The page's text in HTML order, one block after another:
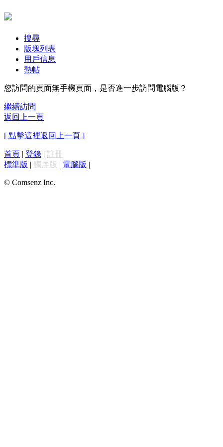
搜尋
版塊列表
用戶信息
熱帖
您訪問的頁面無手機頁面，是否進一步訪問電腦版？
繼續訪問
返回上一頁
[ 點擊這裡返回上一頁 ]
首頁 | 登錄 | 註冊
標準版 | 觸屏版 | 電腦版 |
© Comsenz Inc.